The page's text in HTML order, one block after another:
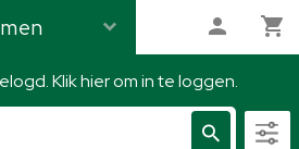
Klik hier om in te loggen.